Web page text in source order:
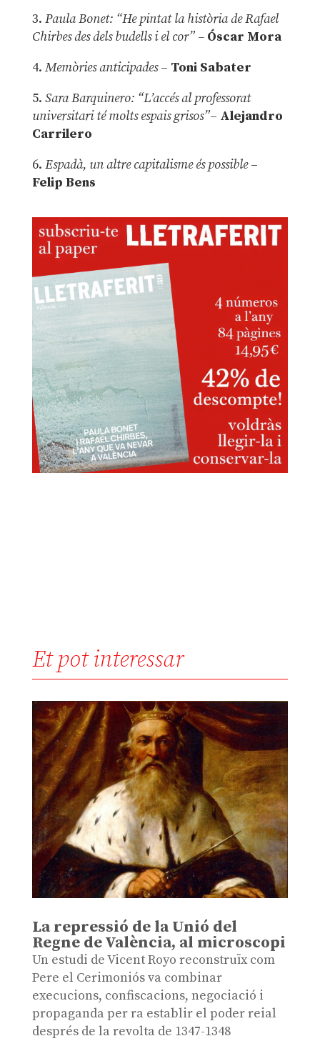
3. Paula Bonet: “He pintat la història de Rafael
Chirbes des dels budells i el cor” –Óscar Mora
4. Memòries anticipades– Toni Sabater
5. Sara Barquinero: “L’accés al professorat
universitari té molts espais grisos”– Alejandro
Carrilero
6. Espadà, un altre capitalisme és possible –
Felip Bens
Et pot interessar
La repressió de la Unió del
Regne de València, al microscopi
Un estudi de Vicent Royo reconstruïx com
Pere el Cerimoniós va combinar
execucions, confiscacions, negociació i
propaganda per ra establir el poder reial
després de la revolta de 1347-1348